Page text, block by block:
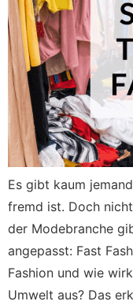
Es gibt kaum
fremd ist. Doch
der Modebranche
angepasst: Fast
Fashion und wie
Umwelt aus? Das